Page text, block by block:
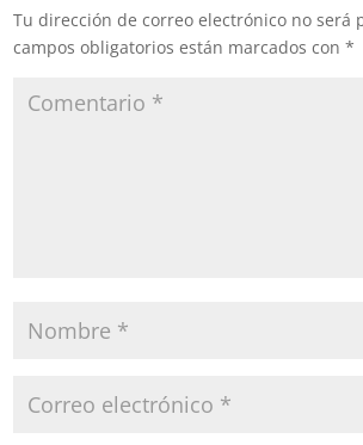
Tu dirección de correo electrónico no será
campos obligatorios están marcados con*